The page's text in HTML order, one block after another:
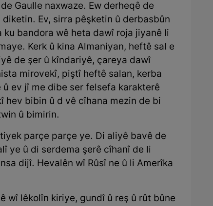
Gaulle naxwaze. Ew derheqê de
Ev, sirra pêşketin û derbasbûn
bandora wê heta dawî roja jiyanê li
Kerk û kina Almaniyan, heftê sal e
de şer û kîndariyê, çareya dawî
mirovekî, piştî heftê salan, kerba
ev jî me dibe ser felsefa karakterê
hev bibin û d vê cîhana mezin de bi
û bimirin.
parçe parçe ye. Di aliyê bavê de
ye û di serdema şerê cîhanî de li
dijî. Hevalên wî Rûsî ne û li Amerîka
wî lêkolîn kiriye, gundî û reş û rût bûne